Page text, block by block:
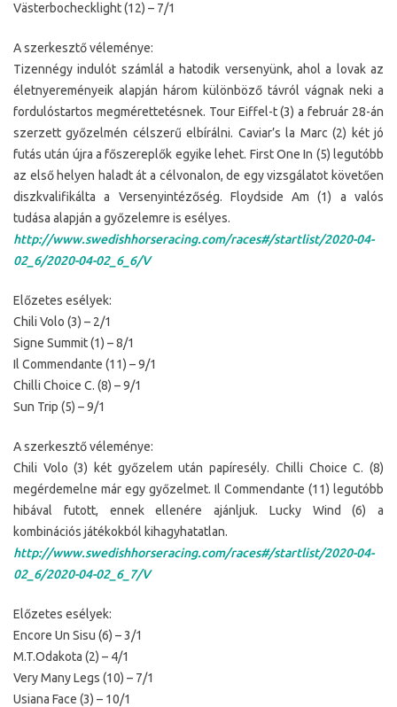
Västerbochecklight (12) – 7/1
A szerkesztő véleménye:
Tizennégy indulót számlál a hatodik versenyünk, ahol a lovak az
életnyereményeik alapján három különböző távról vágnak neki a
fordulóstartos megmérettetésnek. Tour Eiffel-t (3) a február 28-án
szerzett győzelmén célszerű elbírálni. Caviar’s la Marc (2) két jó
futás után újra a főszereplők egyike lehet. First One In (5) legutóbb
az első helyen haladt át a célvonalon, de egy vizsgálatot követően
diszkvalifikálta a Versenyintézőség. Floydside Am (1) a valós
tudása alapján a győzelemre is esélyes.
http://www.swedishhorseracing.com/races#/startlist/2020-04-
02_6/2020-04-02_6_6/V
Előzetes esélyek:
Chili Volo (3) – 2/1
Signe Summit (1) – 8/1
Il Commendante (11) – 9/1
Chilli Choice C. (8) – 9/1
Sun Trip (5) – 9/1
A szerkesztő véleménye:
Chili Volo (3) két győzelem után papíresély. Chilli Choice C. (8)
megérdemelne már egy győzelmet. Il Commendante (11) legutóbb
hibával futott, ennek ellenére ajánljuk. Lucky Wind (6) a
kombinációs játékokból kihagyhatatlan.
http://www.swedishhorseracing.com/races#/startlist/2020-04-
02_6/2020-04-02_6_7/V
Előzetes esélyek:
Encore Un Sisu (6) – 3/1
M.T.Odakota (2) – 4/1
Very Many Legs (10) – 7/1
Usiana Face (3) – 10/1